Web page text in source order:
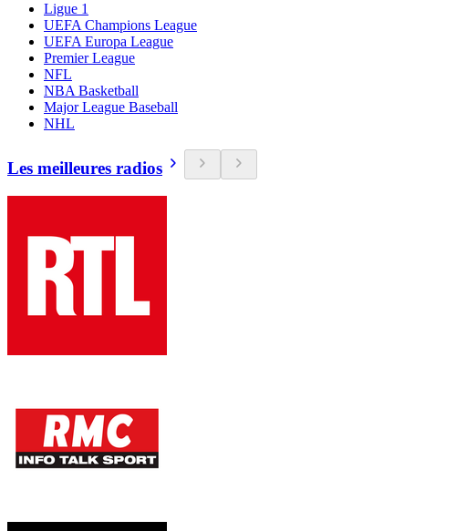
Ligue 1
UEFA Champions League
UEFA Europa League
Premier League
NFL
NBA Basketball
Major League Baseball
NHL
Les meilleures radios